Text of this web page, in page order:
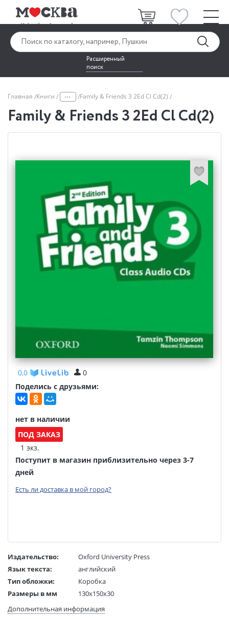
Расширенный
поиск
Главная Книги ... Family & Friends 3 2Ed Cl Cd(2)
Family & Friends 3 2Ed Cl Cd(2)
0,0
0
Поделись с друзьями:
нет в наличии
ПОД ЗАКАЗ
1 экз.
Поступит в магазин приблизительно через 3-7
дней
Есть ли доставка в мой город?
Издательство:
Oxford University Press
Язык текста:
английский
Тип обложки:
Коробка
Размеры в мм
130x150x30
Вес:
1 гр.
Дополнительная информация